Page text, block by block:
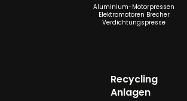
Aluminium-Motorpressen
Elektromotoren Brecher
Verdichtungspresse
Recycling
Anlagen